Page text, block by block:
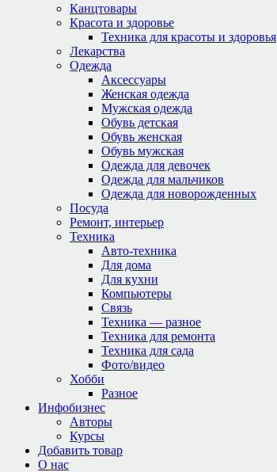
Канцтовары
Красота и здоровье
Техника для красоты и здоровья
Лекарства
Одежда
Аксессуары
Женская одежда
Мужская одежда
Обувь детская
Обувь женская
Обувь мужская
Одежда для девочек
Одежда для мальчиков
Одежда для новорожденных
Посуда
Ремонт, интерьер
Техника
Авто-техника
Для дома
Для кухни
Компьютеры
Связь
Техника — разное
Техника для ремонта
Техника для сада
Фото/видео
Хобби
Разное
Инфобизнес
Авторы
Курсы
Добавить товар
О нас